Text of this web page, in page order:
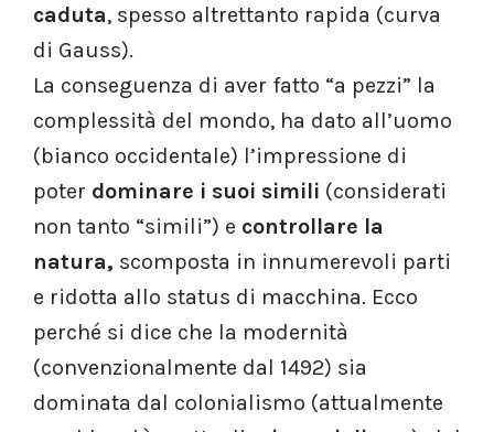
caduta, spesso altrettanto rapida (curva
di Gauss).
La conseguenza di aver fatto “a pezzi” la
complessità del mondo, ha dato all’uomo
(bianco occidentale) l’impressione di
poter dominare i suoi simili (considerati
non tanto “simili”) e controllare la
natura, scomposta in innumerevoli parti
e ridotta allo status di macchina. Ecco
perché si dice che la modernità
(convenzionalmente dal 1492) sia
dominata dal colonialismo (attualmente